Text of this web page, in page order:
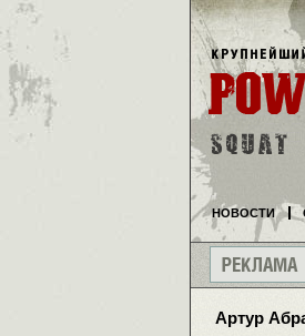
Артур
НОВОСТИ